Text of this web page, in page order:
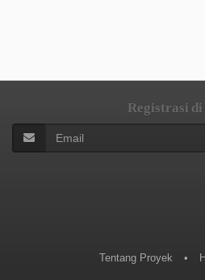
Registrasi
Tentang Proyek •